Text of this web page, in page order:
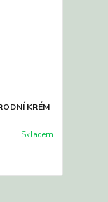
KRÉM
Skladem